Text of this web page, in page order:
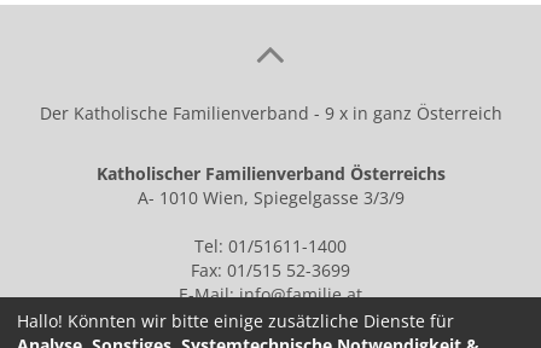
Der Katholische Familienverband - 9 x in ganz Österreich
Katholischer Familienverband Österreichs
A- 1010 Wien, Spiegelgasse 3/3/9
Tel: 01/51611-1400
Fax: 01/515 52-3699
E-Mail:info@familie.at
Hallo! Könnten wir bitte einige zusätzliche Dienste für